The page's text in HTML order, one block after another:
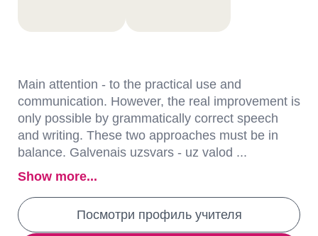
Main attention - to the practical use and
communication. However, the real improvement is
only possible by grammatically correct speech
and writing. These two approaches must be in
balance. Galvenais uzsvars - uz valod ...
Show more...
Посмотри профиль учителя